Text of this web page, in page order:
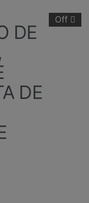
Off
DE
DE